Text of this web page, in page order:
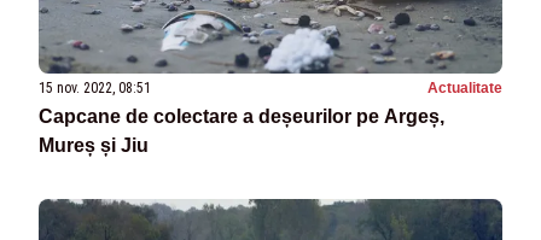
15 nov. 2022, 08:51 Actualitate
Capcane de colectare a deșeurilor pe Argeș,
Mureș și Jiu